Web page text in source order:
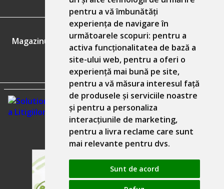
pentru a vă îmbunătăți
experiența de navigare în
următoarele scopuri: pentru a
activa funcționalitatea de bază a
site-ului web, pentru a oferi o
experiență mai bună pe site,
pentru a vă măsura interesul față
de produsele și serviciile noastre
și pentru a personaliza
interacțiunile de marketing,
pentru a livra reclame care sunt
mai relevante pentru dvs.
Sunt de acord
GDPR
Magazinul nostru respecta 100% prevederile GDPR.
Informatiile mele personale